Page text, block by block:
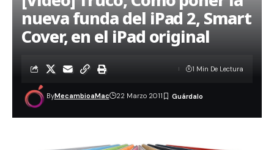
nueva funda del iPad 2, Smart
Cover, en el iPad original
ByMecambioaMac 22 Marzo 2011
1 Min De Lectura